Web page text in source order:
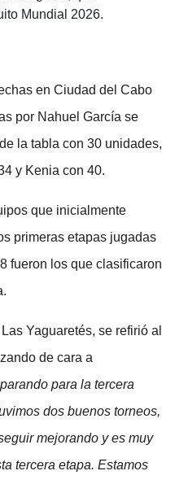
Mundial 2026.
en Ciudad del Cabo
por Nahuel García se
la tabla con 30 unidades,
y Kenia con 40.
que inicialmente
primeras etapas jugadas
fueron los que clasificaron
Yaguaretés, se refirió al
de cara a
para la tercera
dos buenos torneos,
mejorando y es muy
tercera etapa. Estamos